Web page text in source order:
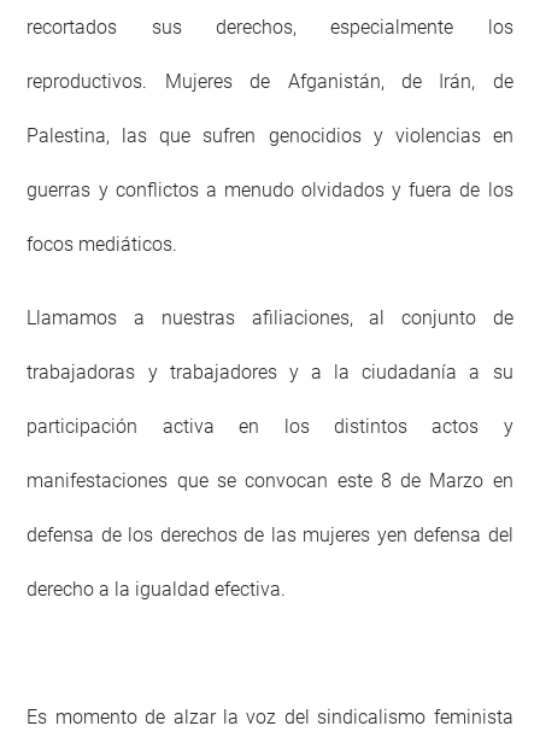
recortados sus derechos, especialmente los
reproductivos. Mujeres de Afganistán, de Irán, de
Palestina, las que sufren genocidios y violencias en
guerras y conflictos a menudo olvidados y fuera de los
focos mediáticos.
Llamamos a nuestras afiliaciones, al conjunto de
trabajadoras y trabajadores y a la ciudadanía a su
participación activa en los distintos actos y
manifestaciones que se convocan este 8 de Marzo en
defensa de los derechos de las mujeres yen defensa del
derecho a la igualdad efectiva.
Es momento de alzar la voz del sindicalismo feminista